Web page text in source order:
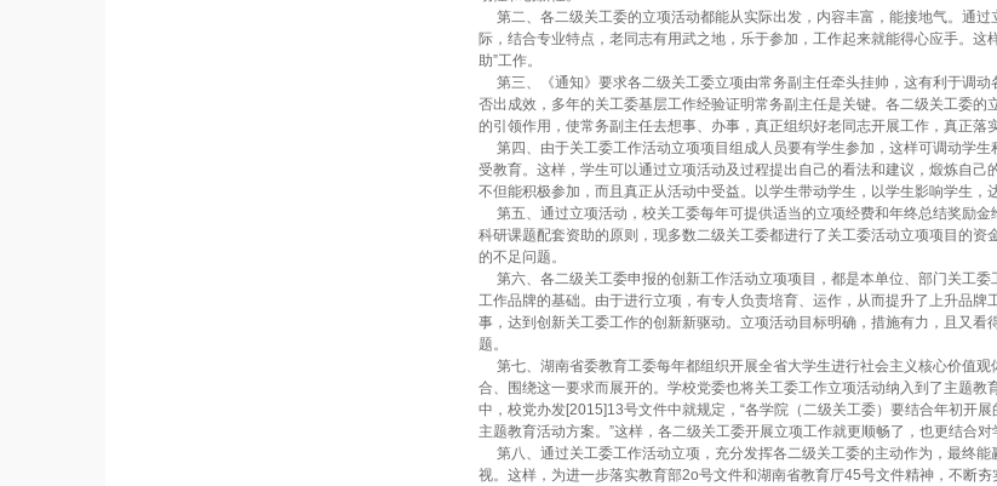
第二、各二级关工委的立项活动都能从实际出发，内容丰富，能接地气。通
际，结合专业特点，老同志有用武之地，乐于参加，工作起来就能得心应手。
助”工作。
第三、《通知》要求各二级关工委立项由常务副主任牵头挂帅，这有利于调
否出成效，多年的关工委基层工作经验证明常务副主任是关键。各二级关工委
的引领作用，使常务副主任去想事、办事，真正组织好老同志开展工作，真正落
第四、由于关工委工作活动立项项目组成人员要有学生参加，这样可调动学
受教育。这样，学生可以通过立项活动及过程提出自己的看法和建议，煅炼自
不但能积极参加，而且真正从活动中受益。以学生带动学生，以学生影响学生，达
第五、通过立项活动，校关工委每年可提供适当的立项经费和年终总结奖励
科研课题配套资助的原则，现多数二级关工委都进行了关工委活动立项项目的
的不足问题。
第六、各二级关工委申报的创新工作活动立项项目，都是本单位、部门关工
工作品牌的基础。由于进行立项，有专人负责培育、运作，从而提升了上升品
事，达到创新关工委工作的创新新驱动。立项活动目标明确，措施有力，且又
题。
第七、湖南省委教育工委每年都组织开展全省大学生进行社会主义核心价值
合、围绕这一要求而展开的。学校党委也将关工委工作立项活动纳入到了主题
中，校党办发[2015]13号文件中就规定，“各学院（二级关工委）要结合年初开
主题教育活动方案。”这样，各二级关工委开展立项工作就更顺畅了，也更结合对
第八、通过关工委工作活动立项，充分发挥各二级关工委的主动作为，最终
视。这样，为进一步落实教育部2o号文件和湖南省教育厅45号文件精神，不断